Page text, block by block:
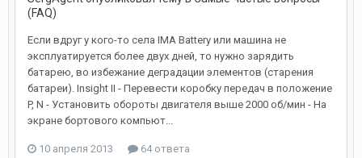
(FAQ)
Если вдруг у кого-то села IMA Battery или машина не
эксплуатируется более двух дней, то нужно зарядить
батарею, во избежание деградации элементов (старения
батареи). Insight II - Перевести коробку передач в положение
P, N - Установить обороты двигателя выше 2000 об/мин - На
экране бортового компьют...
10 апреля 2013 64 ответа